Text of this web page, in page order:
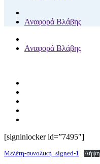
Αναφορά Βλάβης
Αναφορά Βλάβης
[signinlocker id=”7495″]
Μελέτη-συνολική_signed-1 Λήψη